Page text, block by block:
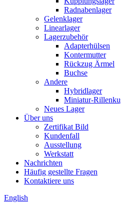
Radnabenlager
Gelenklager
Linearlager
Lagerzubehör
Adapterhülsen
Kontermutter
Rückzug Ärmel
Buchse
Andere
Hybridlager
Miniatur-
Neues Lager
Über uns
Zertifikat Bild
Kundenfall
Ausstellung
Werkstatt
Nachrichten
Häufig gestellte Fragen
Kontaktiere uns
English